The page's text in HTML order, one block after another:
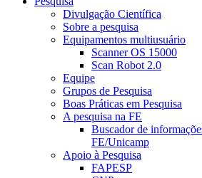
Divulgação Científica
Sobre a pesquisa
Equipamentos multiusuário
Scanner OS 15000
Scan Robot 2.0
Equipe
Grupos de Pesquisa
Boas Práticas em Pesquisa
A pesquisa na FE
Buscador de
FE/Unicamp
Apoio à Pesquisa
FAPESP